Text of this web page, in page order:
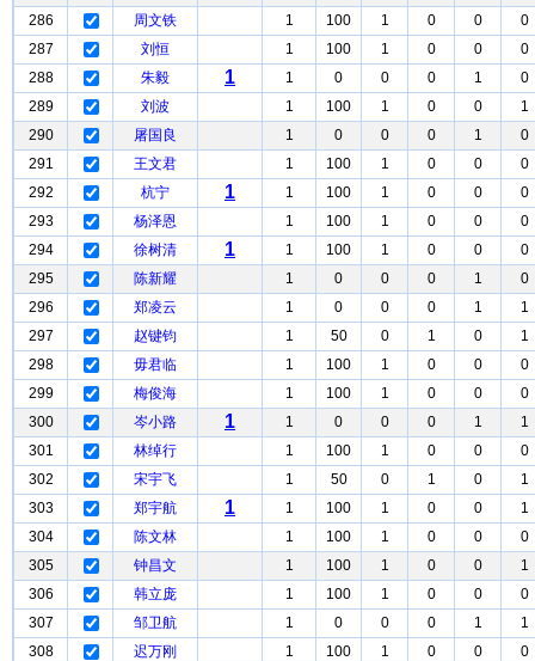
286 周文铁 1 100 1 0 0
0
287
刘恒 1 100 1 0 0
0
288
朱毅 1 1 0 0 0 1
0
289
刘波 1 100 1 0 0
1
290
屠国良 1 0 0 0 1
0
291
王文君 1 100 1 0 0
0
292
杭宁 1 1 100 1 0 0
0
293
杨泽恩 1 100 1 0 0
0
294
徐树清 1 1 100 1 0 0
0
295
陈新耀 1 0 0 0 1
0
296
郑凌云 1 0 0 0 1
1
297
赵键钧 1 50 0 1 0
1
298
毋君临 1 100 1 0 0
0
299
梅俊海 1 100 1 0 0
0
300
岑小路 1 1 0 0 0 1
1
301
林绰行 1 100 1 0 0
0
302
宋宇飞 1 50 0 1 0
1
303
郑宇航 1 1 100 1 0 0
1
304
陈文林 1 100 1 0 0
0
305
钟昌文 1 100 1 0 0
1
306
韩立庞 1 100 1 0 0
0
307
邹卫航 1 0 0 0 1
1
308
迟万刚 1 100 1 0 0
0